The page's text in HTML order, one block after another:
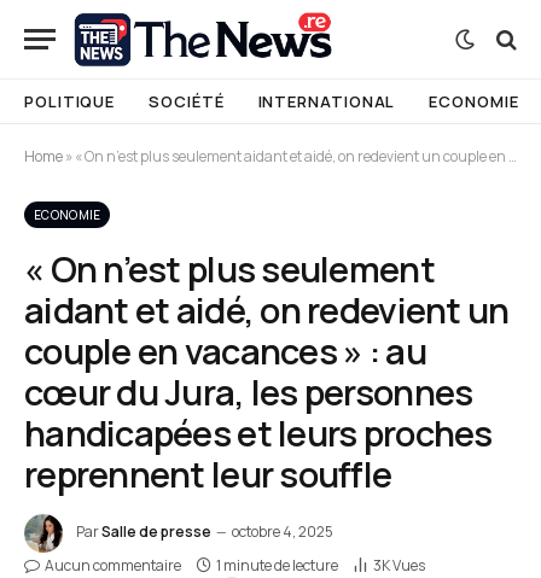
POLITIQUE SOCIÉTÉ INTERNATIONAL ECONOMIE
Home»« On n’est plus seulement aidant et aidé, on redevient un couple en vacances » : au cœur du Jura, les personnes handicapées et leurs proches reprennent leur souffle
ECONOMIE
« On n’est plus seulement
aidant et aidé, on redevient un
couple en vacances » : au
cœur du Jura, les personnes
handicapées et leurs proches
reprennent leur souffle
ParSalle de presse
octobre 4, 2025
Aucun commentaire
1 minute de lecture 3KVues